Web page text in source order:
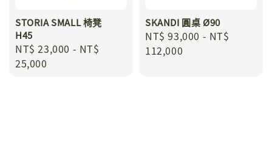
STORIA SMALL 椅凳
H45
Regular
price
NT$ 23,000 - NT$
25,000
SKANDI 圓桌 Ø90
Regular
price
NT$ 93,000 - NT$
112,000